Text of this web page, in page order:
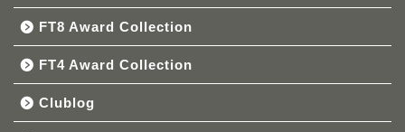
FT8 Award Collection
FT4 Award Collection
Clublog